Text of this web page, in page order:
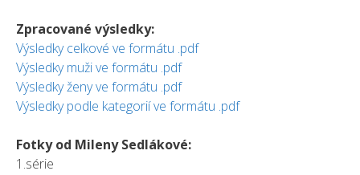
Zpracované výsledky:
Výsledky celkové ve formátu .pdf
Výsledky muži ve formátu .pdf
Výsledky ženy ve formátu .pdf
Výsledky podle kategorií ve formátu .pdf
Fotky od Mileny Sedlákové:
1.série